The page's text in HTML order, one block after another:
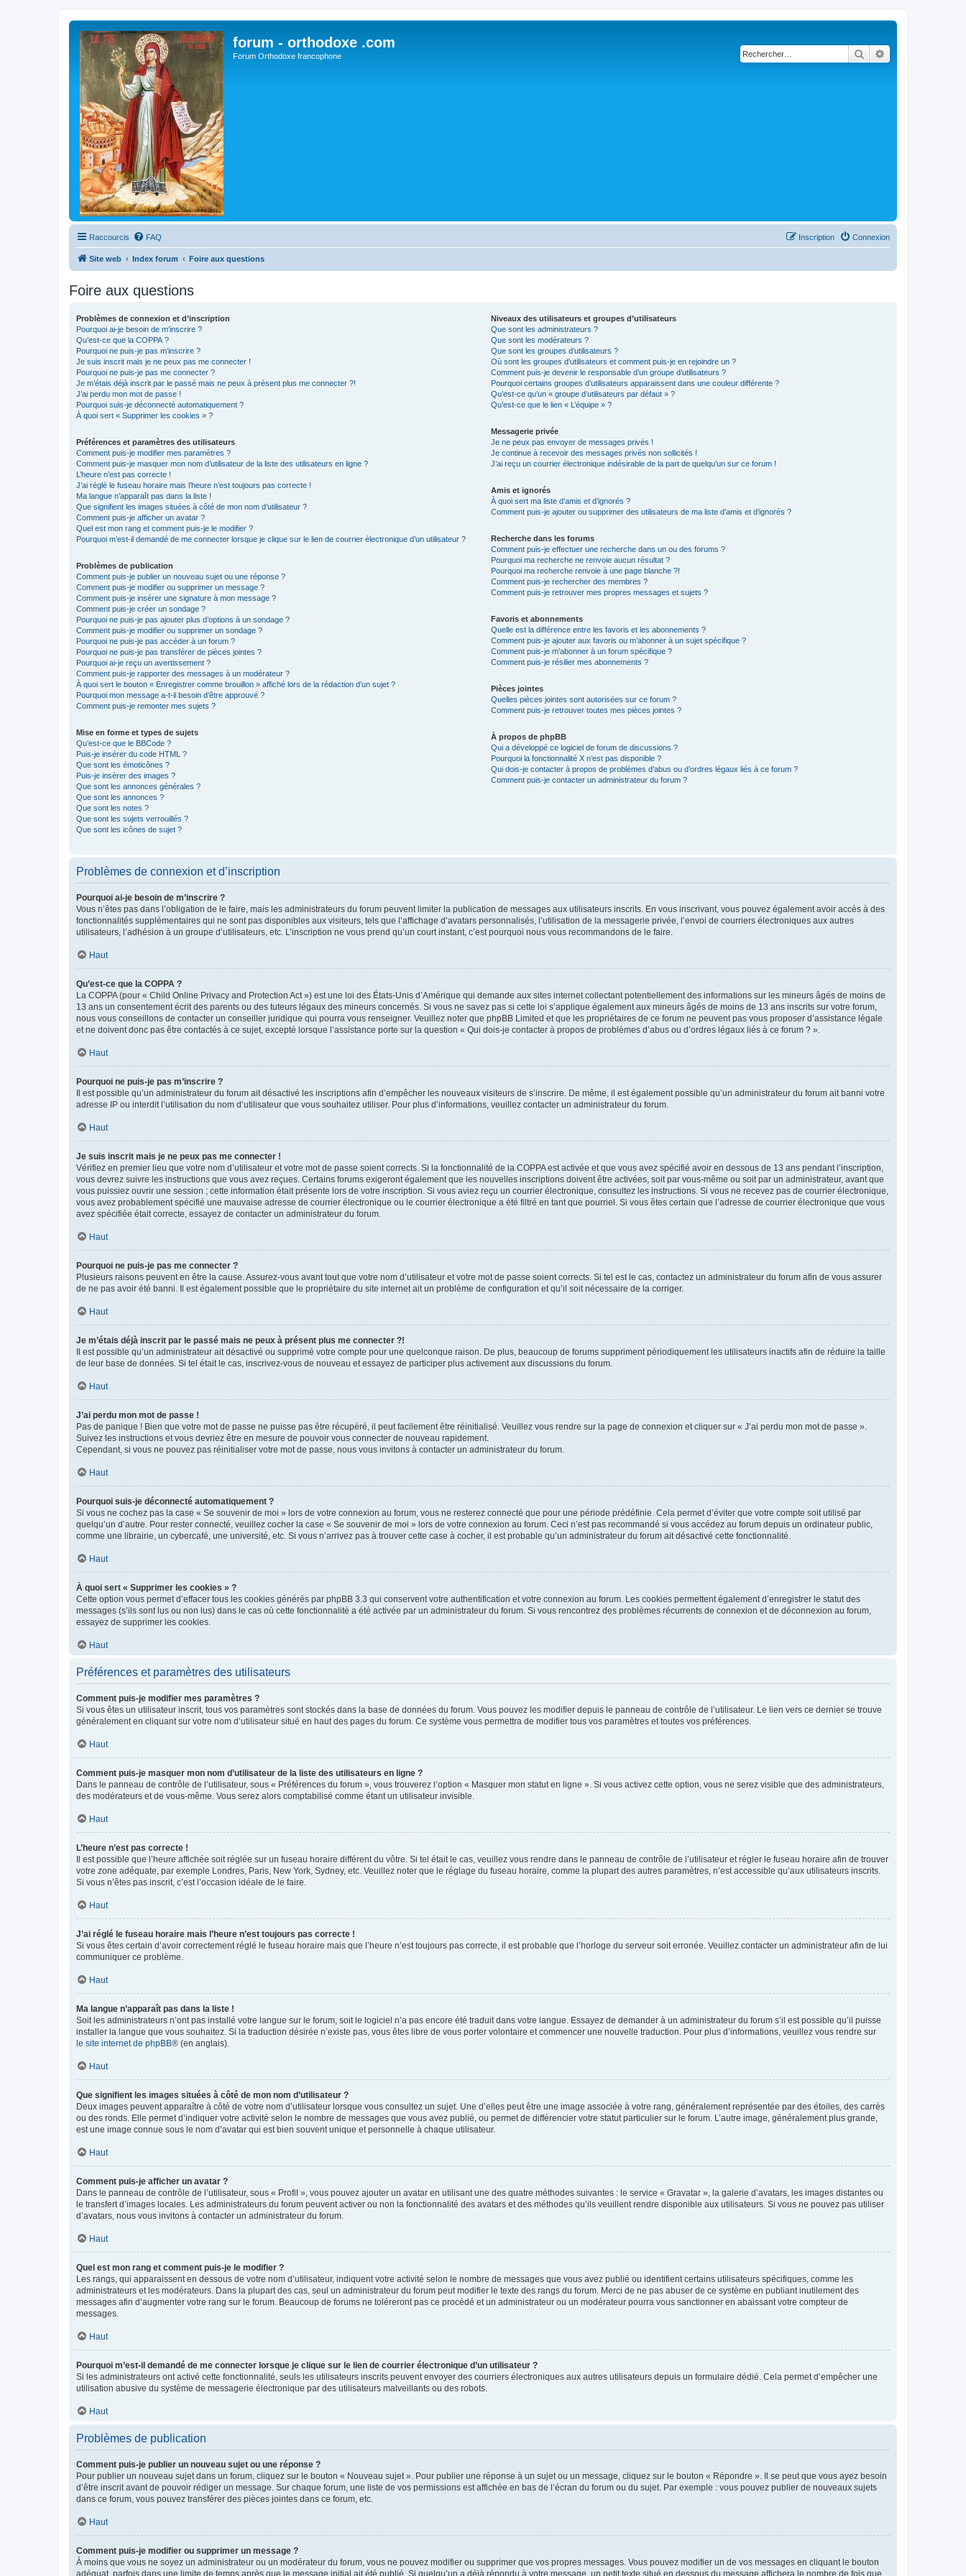
forum - orthodoxe .com
Forum Orthodoxe francophone Rechercher
Raccourcis FAQ Connexion
Inscription
Site web Index forum Foire aux questions
Foire aux questions
Problèmes de connexion et d’inscription
Pourquoi ai-je besoin de m’inscrire ?
Qu’est-ce que la COPPA ?
Pourquoi ne puis-je pas m’inscrire ?
Je suis inscrit mais je ne peux pas me connecter !
Pourquoi ne puis-je pas me connecter ?
Je m’étais déjà inscrit par le passé mais ne peux à présent plus me connecter ?!
J’ai perdu mon mot de passe !
Pourquoi suis-je déconnecté automatiquement ?
À quoi sert « Supprimer les cookies » ?
Préférences et paramètres des utilisateurs
Comment puis-je modifier mes paramètres ?
Comment puis-je masquer mon nom d’utilisateur de la liste des utilisateurs en ligne ?
L’heure n’est pas correcte !
J’ai réglé le fuseau horaire mais l’heure n’est toujours pas correcte !
Ma langue n’apparaît pas dans la liste !
Que signifient les images situées à côté de mon nom d’utilisateur ?
Comment puis-je afficher un avatar ?
Quel est mon rang et comment puis-je le modifier ?
Pourquoi m’est-il demandé de me connecter lorsque je clique sur le lien de courrier électronique d’un utilisateur ?
Problèmes de publication
Comment puis-je publier un nouveau sujet ou une réponse ?
Comment puis-je modifier ou supprimer un message ?
Comment puis-je insérer une signature à mon message ?
Comment puis-je créer un sondage ?
Pourquoi ne puis-je pas ajouter plus d’options à un sondage ?
Comment puis-je modifier ou supprimer un sondage ?
Pourquoi ne puis-je pas accéder à un forum ?
Pourquoi ne puis-je pas transférer de pièces jointes ?
Pourquoi ai-je reçu un avertissement ?
Comment puis-je rapporter des messages à un modérateur ?
À quoi sert le bouton « Enregistrer comme brouillon » affiché lors de la rédaction d’un sujet ?
Pourquoi mon message a-t-il besoin d’être approuvé ?
Comment puis-je remonter mes sujets ?
Mise en forme et types de sujets
Qu’est-ce que le BBCode ?
Puis-je insérer du code HTML ?
Que sont les émoticônes ?
Puis-je insérer des images ?
Que sont les annonces générales ?
Que sont les annonces ?
Que sont les notes ?
Que sont les sujets verrouillés ?
Que sont les icônes de sujet ?
Niveaux des utilisateurs et groupes d’utilisateurs
Que sont les administrateurs ?
Que sont les modérateurs ?
Que sont les groupes d’utilisateurs ?
Où sont les groupes d’utilisateurs et comment puis-je en rejoindre un ?
Comment puis-je devenir le responsable d’un groupe d’utilisateurs ?
Pourquoi certains groupes d’utilisateurs apparaissent dans une couleur différente ?
Qu’est-ce qu’un « groupe d’utilisateurs par défaut » ?
Qu’est-ce que le lien « L’équipe » ?
Messagerie privée
Je ne peux pas envoyer de messages privés !
Je continue à recevoir des messages privés non sollicités !
J’ai reçu un courrier électronique indésirable de la part de quelqu’un sur ce forum !
Amis et ignorés
À quoi sert ma liste d’amis et d’ignorés ?
Comment puis-je ajouter ou supprimer des utilisateurs de ma liste d’amis et d’ignorés ?
Recherche dans les forums
Comment puis-je effectuer une recherche dans un ou des forums ?
Pourquoi ma recherche ne renvoie aucun résultat ?
Pourquoi ma recherche renvoie à une page blanche ?!
Comment puis-je rechercher des membres ?
Comment puis-je retrouver mes propres messages et sujets ?
Favoris et abonnements
Quelle est la différence entre les favoris et les abonnements ?
Comment puis-je ajouter aux favoris ou m’abonner à un sujet spécifique ?
Comment puis-je m’abonner à un forum spécifique ?
Comment puis-je résilier mes abonnements ?
Pièces jointes
Quelles pièces jointes sont autorisées sur ce forum ?
Comment puis-je retrouver toutes mes pièces jointes ?
À propos de phpBB
Qui a développé ce logiciel de forum de discussions ?
Pourquoi la fonctionnalité X n’est pas disponible ?
Qui dois-je contacter à propos de problèmes d’abus ou d’ordres légaux liés à ce forum ?
Comment puis-je contacter un administrateur du forum ?
Problèmes de connexion et d’inscription
Pourquoi ai-je besoin de m’inscrire ?
Vous n’êtes pas dans l’obligation de le faire, mais les administrateurs du forum peuvent limiter la publication de messages aux utilisateurs inscrits. En vous inscrivant, vous pouvez également avoir accès à des
fonctionnalités supplémentaires qui ne sont pas disponibles aux visiteurs, tels que l’affichage d’avatars personnalisés, l’utilisation de la messagerie privée, l’envoi de courriers électroniques aux autres
utilisateurs, l’adhésion à un groupe d’utilisateurs, etc. L’inscription ne vous prend qu’un court instant, c’est pourquoi nous vous recommandons de le faire.
Haut
Qu’est-ce que la COPPA ?
La COPPA (pour « Child Online Privacy and Protection Act ») est une loi des États-Unis d’Amérique qui demande aux sites internet collectant potentiellement des informations sur les mineurs âgés de moins de
13 ans un consentement écrit des parents ou des tuteurs légaux des mineurs concernés. Si vous ne savez pas si cette loi s’applique également aux mineurs âgés de moins de 13 ans inscrits sur votre forum,
nous vous conseillons de contacter un conseiller juridique qui pourra vous renseigner. Veuillez noter que phpBB Limited et que les propriétaires de ce forum ne peuvent pas vous proposer d’assistance légale
et ne doivent donc pas être contactés à ce sujet, excepté lorsque l’assistance porte sur la question « Qui dois-je contacter à propos de problèmes d’abus ou d’ordres légaux liés à ce forum ? ».
Haut
Pourquoi ne puis-je pas m’inscrire ?
Il est possible qu’un administrateur du forum ait désactivé les inscriptions afin d’empêcher les nouveaux visiteurs de s’inscrire. De même, il est également possible qu’un administrateur du forum ait banni votre
adresse IP ou interdit l’utilisation du nom d’utilisateur que vous souhaitez utiliser. Pour plus d’informations, veuillez contacter un administrateur du forum.
Haut
Je suis inscrit mais je ne peux pas me connecter !
Vérifiez en premier lieu que votre nom d’utilisateur et votre mot de passe soient corrects. Si la fonctionnalité de la COPPA est activée et que vous avez spécifié avoir en dessous de 13 ans pendant l’inscription,
vous devrez suivre les instructions que vous avez reçues. Certains forums exigeront également que les nouvelles inscriptions doivent être activées, soit par vous-même ou soit par un administrateur, avant que
vous puissiez ouvrir une session ; cette information était présente lors de votre inscription. Si vous aviez reçu un courrier électronique, consultez les instructions. Si vous ne recevez pas de courrier électronique,
vous avez probablement spécifié une mauvaise adresse de courrier électronique ou le courrier électronique a été filtré en tant que pourriel. Si vous êtes certain que l’adresse de courrier électronique que vous
avez spécifiée était correcte, essayez de contacter un administrateur du forum.
Haut
Pourquoi ne puis-je pas me connecter ?
Plusieurs raisons peuvent en être la cause. Assurez-vous avant tout que votre nom d’utilisateur et votre mot de passe soient corrects. Si tel est le cas, contactez un administrateur du forum afin de vous assurer
de ne pas avoir été banni. Il est également possible que le propriétaire du site internet ait un problème de configuration et qu’il soit nécessaire de la corriger.
Haut
Je m’étais déjà inscrit par le passé mais ne peux à présent plus me connecter ?!
Il est possible qu’un administrateur ait désactivé ou supprimé votre compte pour une quelconque raison. De plus, beaucoup de forums suppriment périodiquement les utilisateurs inactifs afin de réduire la taille
de leur base de données. Si tel était le cas, inscrivez-vous de nouveau et essayez de participer plus activement aux discussions du forum.
Haut
J’ai perdu mon mot de passe !
Pas de panique ! Bien que votre mot de passe ne puisse pas être récupéré, il peut facilement être réinitialisé. Veuillez vous rendre sur la page de connexion et cliquer sur « J’ai perdu mon mot de passe ».
Suivez les instructions et vous devriez être en mesure de pouvoir vous connecter de nouveau rapidement.
Cependant, si vous ne pouvez pas réinitialiser votre mot de passe, nous vous invitons à contacter un administrateur du forum.
Haut
Pourquoi suis-je déconnecté automatiquement ?
Si vous ne cochez pas la case « Se souvenir de moi » lors de votre connexion au forum, vous ne resterez connecté que pour une période prédéfinie. Cela permet d’éviter que votre compte soit utilisé par
quelqu’un d’autre. Pour rester connecté, veuillez cocher la case « Se souvenir de moi » lors de votre connexion au forum. Ceci n’est pas recommandé si vous accédez au forum depuis un ordinateur public,
comme une librairie, un cybercafé, une université, etc. Si vous n’arrivez pas à trouver cette case à cocher, il est probable qu’un administrateur du forum ait désactivé cette fonctionnalité.
Haut
À quoi sert « Supprimer les cookies » ?
Cette option vous permet d’effacer tous les cookies générés par phpBB 3.3 qui conservent votre authentification et votre connexion au forum. Les cookies permettent également d’enregistrer le statut des
messages (s’ils sont lus ou non lus) dans le cas où cette fonctionnalité a été activée par un administrateur du forum. Si vous rencontrez des problèmes récurrents de connexion et de déconnexion au forum,
essayez de supprimer les cookies.
Haut
Préférences et paramètres des utilisateurs
Comment puis-je modifier mes paramètres ?
Si vous êtes un utilisateur inscrit, tous vos paramètres sont stockés dans la base de données du forum. Vous pouvez les modifier depuis le panneau de contrôle de l’utilisateur. Le lien vers ce dernier se trouve
généralement en cliquant sur votre nom d’utilisateur situé en haut des pages du forum. Ce système vous permettra de modifier tous vos paramètres et toutes vos préférences.
Haut
Comment puis-je masquer mon nom d’utilisateur de la liste des utilisateurs en ligne ?
Dans le panneau de contrôle de l’utilisateur, sous « Préférences du forum », vous trouverez l’option « Masquer mon statut en ligne ». Si vous activez cette option, vous ne serez visible que des administrateurs,
des modérateurs et de vous-même. Vous serez alors comptabilisé comme étant un utilisateur invisible.
Haut
L’heure n’est pas correcte !
Il est possible que l’heure affichée soit réglée sur un fuseau horaire différent du vôtre. Si tel était le cas, veuillez vous rendre dans le panneau de contrôle de l’utilisateur et régler le fuseau horaire afin de trouver
votre zone adéquate, par exemple Londres, Paris, New York, Sydney, etc. Veuillez noter que le réglage du fuseau horaire, comme la plupart des autres paramètres, n’est accessible qu’aux utilisateurs inscrits.
Si vous n’êtes pas inscrit, c’est l’occasion idéale de le faire.
Haut
J’ai réglé le fuseau horaire mais l’heure n’est toujours pas correcte !
Si vous êtes certain d’avoir correctement réglé le fuseau horaire mais que l’heure n’est toujours pas correcte, il est probable que l’horloge du serveur soit erronée. Veuillez contacter un administrateur afin de lui
communiquer ce problème.
Haut
Ma langue n’apparaît pas dans la liste !
Soit les administrateurs n’ont pas installé votre langue sur le forum, soit le logiciel n’a pas encore été traduit dans votre langue. Essayez de demander à un administrateur du forum s’il est possible qu’il puisse
installer la langue que vous souhaitez. Si la traduction désirée n’existe pas, vous êtes libre de vous porter volontaire et commencer une nouvelle traduction. Pour plus d’informations, veuillez vous rendre sur
le site internet de phpBB® (en anglais).
Haut
Que signifient les images situées à côté de mon nom d’utilisateur ?
Deux images peuvent apparaître à côté de votre nom d’utilisateur lorsque vous consultez un sujet. Une d’elles peut être une image associée à votre rang, généralement représentée par des étoiles, des carrés
ou des ronds. Elle permet d’indiquer votre activité selon le nombre de messages que vous avez publié, ou permet de différencier votre statut particulier sur le forum. L’autre image, généralement plus grande,
est une image connue sous le nom d’avatar qui est bien souvent unique et personnelle à chaque utilisateur.
Haut
Comment puis-je afficher un avatar ?
Dans le panneau de contrôle de l’utilisateur, sous « Profil », vous pouvez ajouter un avatar en utilisant une des quatre méthodes suivantes : le service « Gravatar », la galerie d’avatars, les images distantes ou
le transfert d’images locales. Les administrateurs du forum peuvent activer ou non la fonctionnalité des avatars et des méthodes qu’ils veuillent rendre disponible aux utilisateurs. Si vous ne pouvez pas utiliser
d’avatars, nous vous invitons à contacter un administrateur du forum.
Haut
Quel est mon rang et comment puis-je le modifier ?
Les rangs, qui apparaissent en dessous de votre nom d’utilisateur, indiquent votre activité selon le nombre de messages que vous avez publié ou identifient certains utilisateurs spécifiques, comme les
administrateurs et les modérateurs. Dans la plupart des cas, seul un administrateur du forum peut modifier le texte des rangs du forum. Merci de ne pas abuser de ce système en publiant inutilement des
messages afin d’augmenter votre rang sur le forum. Beaucoup de forums ne toléreront pas ce procédé et un administrateur ou un modérateur pourra vous sanctionner en abaissant votre compteur de
messages.
Haut
Pourquoi m’est-il demandé de me connecter lorsque je clique sur le lien de courrier électronique d’un utilisateur ?
Si les administrateurs ont activé cette fonctionnalité, seuls les utilisateurs inscrits peuvent envoyer des courriers électroniques aux autres utilisateurs depuis un formulaire dédié. Cela permet d’empêcher une
utilisation abusive du système de messagerie électronique par des utilisateurs malveillants ou des robots.
Haut
Problèmes de publication
Comment puis-je publier un nouveau sujet ou une réponse ?
Pour publier un nouveau sujet dans un forum, cliquez sur le bouton « Nouveau sujet ». Pour publier une réponse à un sujet ou un message, cliquez sur le bouton « Répondre ». Il se peut que vous ayez besoin
d’être inscrit avant de pouvoir rédiger un message. Sur chaque forum, une liste de vos permissions est affichée en bas de l’écran du forum ou du sujet. Par exemple : vous pouvez publier de nouveaux sujets
dans ce forum, vous pouvez transférer des pièces jointes dans ce forum, etc.
Haut
Comment puis-je modifier ou supprimer un message ?
À moins que vous ne soyez un administrateur ou un modérateur du forum, vous ne pouvez modifier ou supprimer que vos propres messages. Vous pouvez modifier un de vos messages en cliquant le bouton
adéquat, parfois dans une limite de temps après que le message initial ait été publié. Si quelqu’un a déjà répondu à votre message, un petit texte situé en dessous du message affichera le nombre de fois que